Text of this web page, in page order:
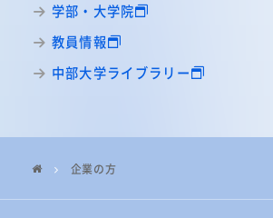
学部・大学院
教員情報
中部大学ライブラリー
企業の方